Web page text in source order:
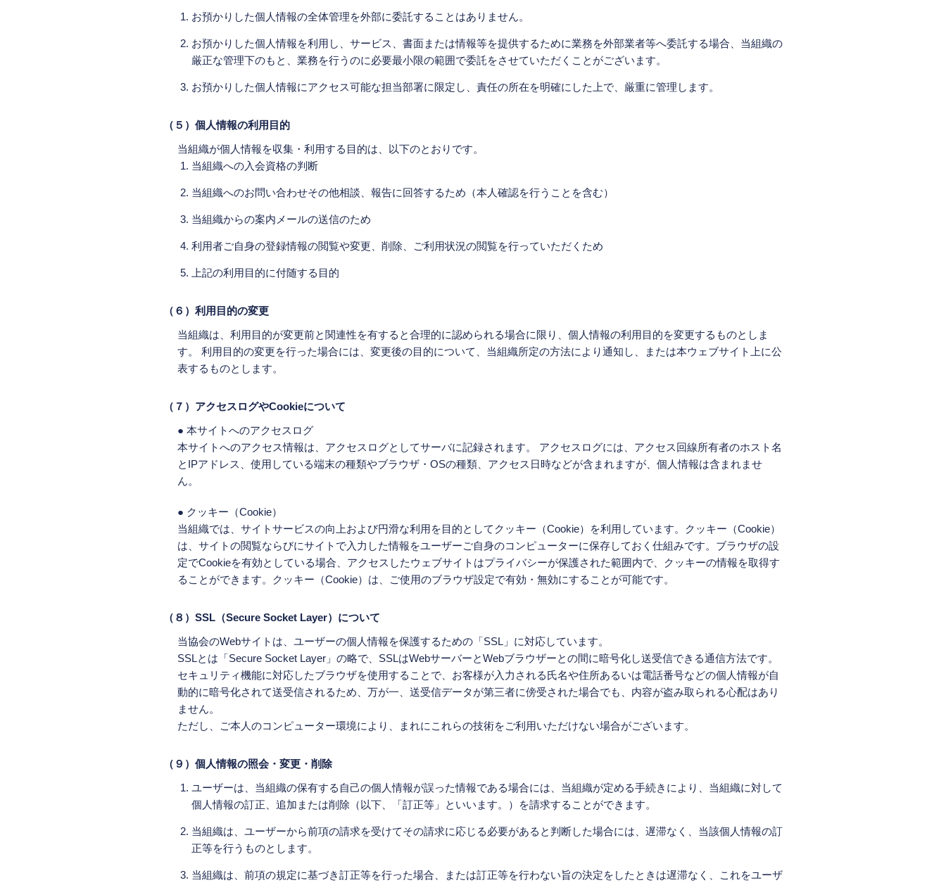
お預かりした個人情報の全体管理を外部に委託することはありません。
お預かりした個人情報を利用し、サービス、書面または情報等を提供するために業務を外部業者等へ委託する場合、当組織の
厳正な管理下のもと、業務を行うのに必要最小限の範囲で委託をさせていただくことがございます。
お預かりした個人情報にアクセス可能な担当部署に限定し、責任の所在を明確にした上で、厳重に管理します。
（５）個人情報の利用目的
当組織が個人情報を収集・利用する目的は、以下のとおりです。
当組織への入会資格の判断
当組織へのお問い合わせその他相談、報告に回答するため（本人確認を行うことを含む）
当組織からの案内メールの送信のため
利用者ご自身の登録情報の閲覧や変更、削除、ご利用状況の閲覧を行っていただくため
上記の利用目的に付随する目的
（６）利用目的の変更
当組織は、利用目的が変更前と関連性を有すると合理的に認められる場合に限り、個人情報の利用目的を変更するものとしま
す。 利用目的の変更を行った場合には、変更後の目的について、当組織所定の方法により通知し、または本ウェブサイト上に公
表するものとします。
（７）アクセスログやCookieについて
● 本サイトへのアクセスログ
本サイトへのアクセス情報は、アクセスログとしてサーバに記録されます。 アクセスログには、アクセス回線所有者のホスト名
とIPアドレス、使用している端末の種類やブラウザ・OSの種類、アクセス日時などが含まれますが、個人情報は含まれませ
ん。
● クッキー（Cookie）
当組織では、サイトサービスの向上および円滑な利用を目的としてクッキー（Cookie）を利用しています。クッキー（Cookie）
は、サイトの閲覧ならびにサイトで入力した情報をユーザーご自身のコンピューターに保存しておく仕組みです。ブラウザの設
定でCookieを有効としている場合、アクセスしたウェブサイトはプライバシーが保護された範囲内で、クッキーの情報を取得す
ることができます。クッキー（Cookie）は、ご使用のブラウザ設定で有効・無効にすることが可能です。
（８）SSL（Secure Socket Layer）について
当協会のWebサイトは、ユーザーの個人情報を保護するための「SSL」に対応しています。
SSLとは「Secure Socket Layer」の略で、SSLはWebサーバーとWebブラウザーとの間に暗号化し送受信できる通信方法です。
セキュリティ機能に対応したブラウザを使用することで、お客様が入力される氏名や住所あるいは電話番号などの個人情報が自
動的に暗号化されて送受信されるため、万が一、送受信データが第三者に傍受された場合でも、内容が盗み取られる心配はあり
ません。
ただし、ご本人のコンピューター環境により、まれにこれらの技術をご利用いただけない場合がございます。
（９）個人情報の照会・変更・削除
ユーザーは、当組織の保有する自己の個人情報が誤った情報である場合には、当組織が定める手続きにより、当組織に対して
個人情報の訂正、追加または削除（以下、「訂正等」といいます。）を請求することができます。
当組織は、ユーザーから前項の請求を受けてその請求に応じる必要があると判断した場合には、遅滞なく、当該個人情報の訂
正等を行うものとします。
当組織は、前項の規定に基づき訂正等を行った場合、または訂正等を行わない旨の決定をしたときは遅滞なく、これをユーザ